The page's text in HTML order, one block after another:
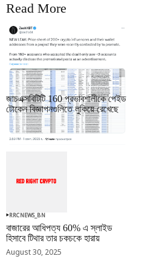
Read More
RRCNEWS_BN
জাচএক্সবিটিটি 160 প্রভাবশালীকে পেইড
টোকেন বিজ্ঞাপনগুলিতে লুকিয়ে রেখেছে
September 01, 2025
RRCNEWS_BN
বাজারের আধিপত্য 60% এ স্লাইড
হিসাবে টিথার তার চকচকে হারায়
August 30, 2025